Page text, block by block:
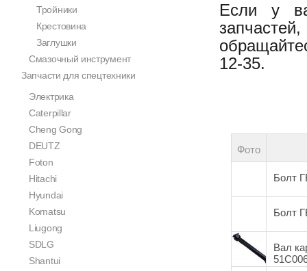
Если у
12-35.
Фото
Болт
Болт
Вал
Тройники
Крестовина
Заглушки
Смазочный инструмент
Запчасти для спецтехники
Электрика
Caterpillar
Cheng Gong
DEUTZ
Foton
Hitachi
Hyundai
Komatsu
Liugong
SDLG
Shantui